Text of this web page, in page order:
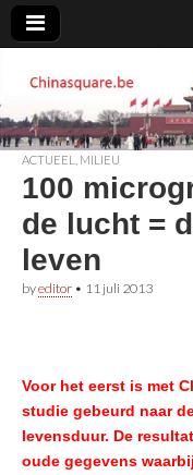
ACTUEEL MILIEU
100
de lucht =
leven
byeditor • 11 juli 2013
Voor het eerst is met
studie gebeurd naar
levensduur. De
oude gegevens